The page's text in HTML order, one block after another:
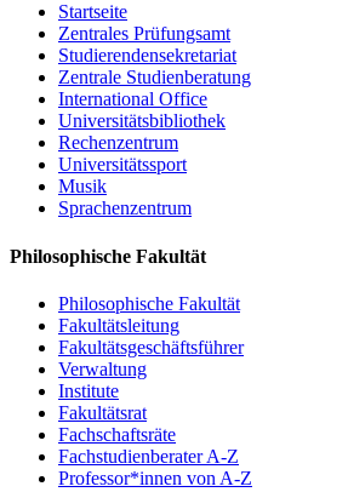
Startseite
Zentrales Prüfungsamt
Studierendensekretariat
Zentrale Studienberatung
International Office
Universitätsbibliothek
Rechenzentrum
Universitätssport
Musik
Sprachenzentrum
Philosophische Fakultät
Philosophische Fakultät
Fakultätsleitung
Fakultätsgeschäftsführer
Verwaltung
Institute
Fakultätsrat
Fachschaftsräte
Fachstudienberater A-Z
Professor*innen von A-Z